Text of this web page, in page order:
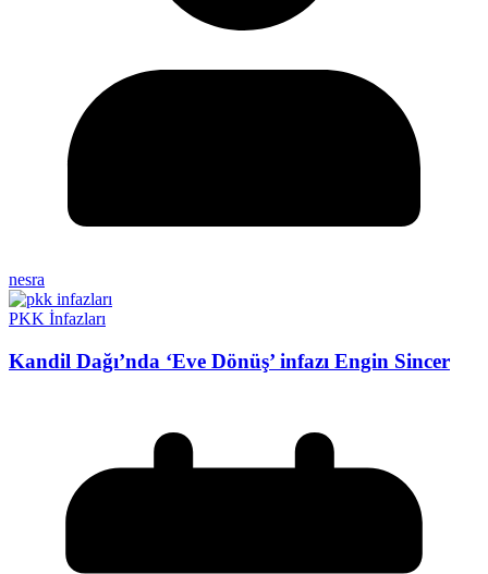
nesra
PKK İnfazları
Kandil Dağı’nda ‘Eve Dönüş’ infazı Engin Sincer